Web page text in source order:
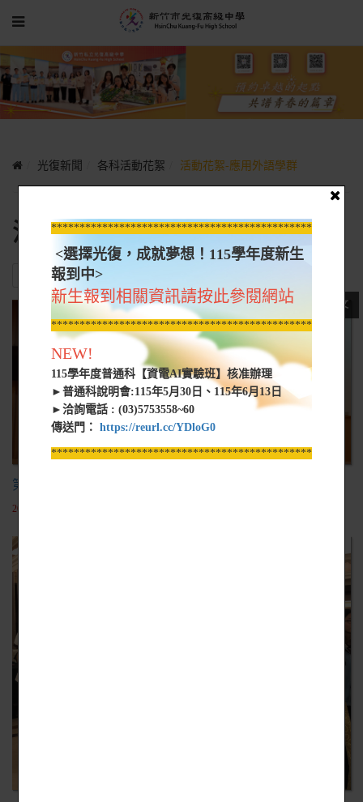
光復新聞 各科活動花絮 活動花絮-應用外語學群
活動花絮-應用外語學群
英文 日文
日文
第21屆全國高中職日語演講比賽
2019-10-07
*****************************************************
<選擇光復，成就夢想！115學年度新生
報到中>
新生報到相關資訊請按此參閱網站
*****************************************************
NEW!
115學年度普通科【資電AI實驗班】核准辦理
►普通科說明會:115年5月30日、115年6月13日
►洽詢電話 : (03)5753558~60
傳送門： https://reurl.cc/YDloG0
*****************************************************